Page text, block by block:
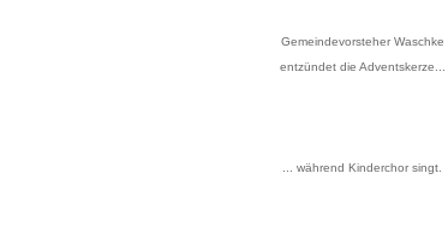
Gemeindevorsteher Waschke
entzündet die Adventskerze...
... während Kinderchor singt.